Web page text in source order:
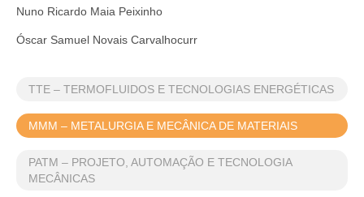
TTE – TERMOFLUIDOS E TECNOLOGIAS ENERGÉTICAS
MMM – METALURGIA E MECÂNICA DE MATERIAIS
PATM – PROJETO, AUTOMAÇÃO E TECNOLOGIA
MECÂNICAS
Nuno Ricardo Maia Peixinho
Óscar Samuel Novais Carvalhocurr